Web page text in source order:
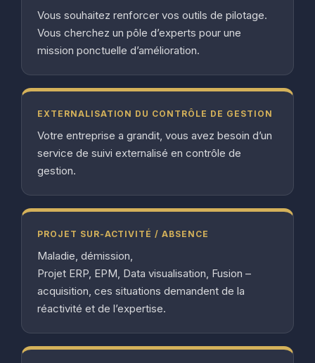
Vous souhaitez renforcer vos outils de pilotage.
Vous cherchez un pôle d’experts pour une
mission ponctuelle d’amélioration.
EXTERNALISATION DU CONTRÔLE DE GESTION
Votre entreprise a grandit, vous avez besoin d’un
service de suivi externalisé en contrôle de
gestion.
PROJET SUR-ACTIVITÉ / ABSENCE
Maladie, démission,
Projet ERP, EPM, Data visualisation, Fusion –
acquisition, ces situations demandent de la
réactivité et de l’expertise.